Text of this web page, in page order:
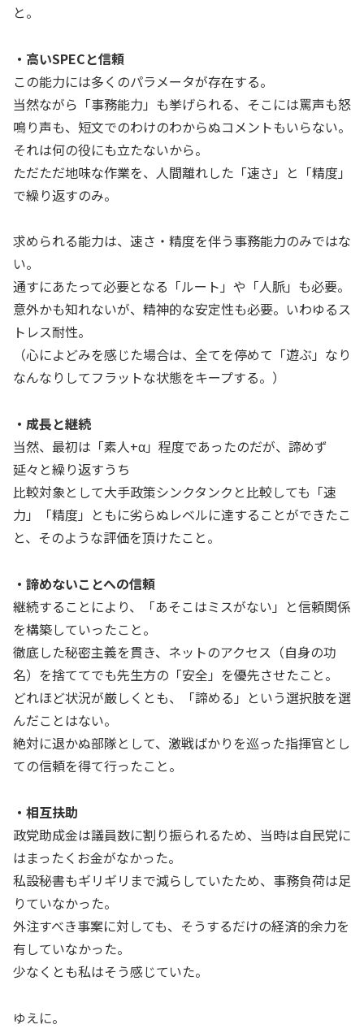
と。
・高いSPECと信頼
この能力には多くのパラメータが存在する。
当然ながら「事務能力」も挙げられる、そこには罵声も怒
鳴り声も、短文でのわけのわからぬコメントもいらない。
それは何の役にも立たないから。
ただただ地味な作業を、人間離れした「速さ」と「精度」
で繰り返すのみ。
求められる能力は、速さ・精度を伴う事務能力のみではな
い。
通すにあたって必要となる「ルート」や「人脈」も必要。
意外かも知れないが、精神的な安定性も必要。いわゆるス
トレス耐性。
（心によどみを感じた場合は、全てを停めて「遊ぶ」なり
なんなりしてフラットな状態をキープする。）
・成長と継続
当然、最初は「素人+α」程度であったのだが、諦めず
延々と繰り返すうち
比較対象として大手政策シンクタンクと比較しても「速
力」「精度」ともに劣らぬレベルに達することができたこ
と、そのような評価を頂けたこと。
・諦めないことへの信頼
継続することにより、「あそこはミスがない」と信頼関係
を構築していったこと。
徹底した秘密主義を貫き、ネットのアクセス（自身の功
名）を捨ててでも先生方の「安全」を優先させたこと。
どれほど状況が厳しくとも、「諦める」という選択肢を選
んだことはない。
絶対に退かぬ部隊として、激戦ばかりを巡った指揮官とし
ての信頼を得て行ったこと。
・相互扶助
政党助成金は議員数に割り振られるため、当時は自民党に
はまったくお金がなかった。
私設秘書もギリギリまで減らしていたため、事務負荷は足
りていなかった。
外注すべき事案に対しても、そうするだけの経済的余力を
有していなかった。
少なくとも私はそう感じていた。
ゆえに。